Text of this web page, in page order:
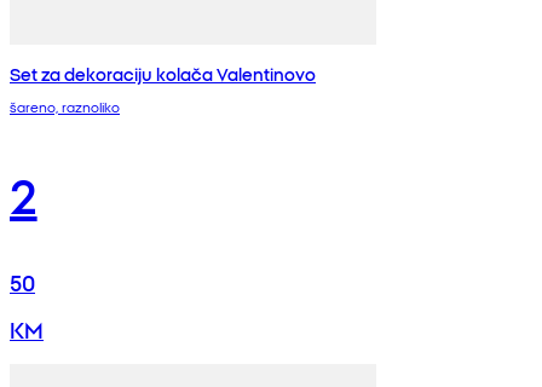
Set za dekoraciju kolača Valentinovo
šareno, raznoliko
2
50
KM